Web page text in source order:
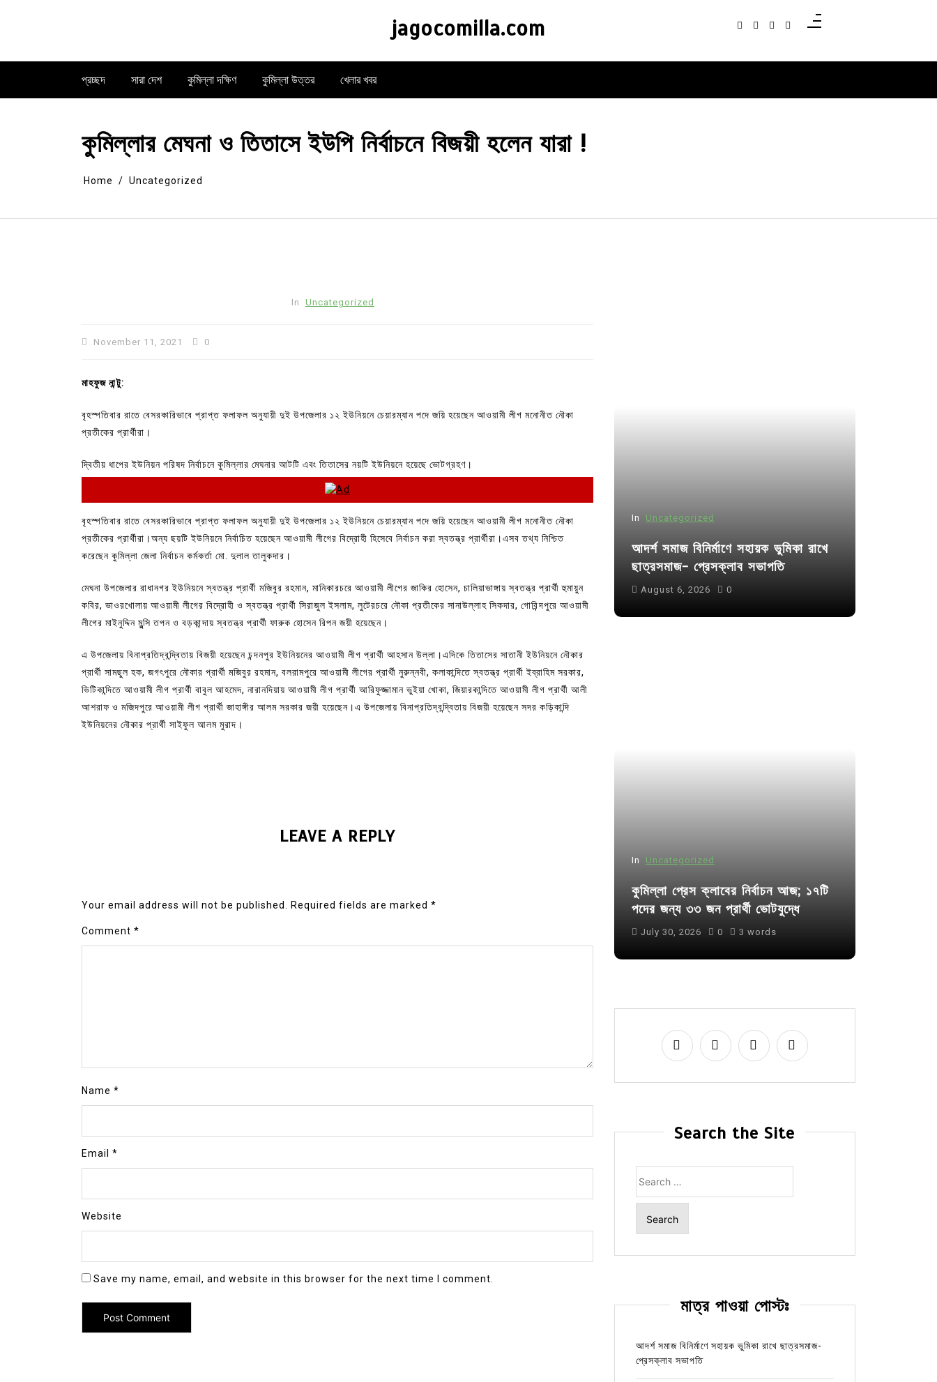
jagocomilla.com
প্রচ্ছদ সারা দেশ কুমিল্লা দক্ষিণ কুমিল্লা উত্তর খেলার খবর
কুমিল্লার মেঘনা ও তিতাসে ইউপি নির্বাচনে বিজয়ী হলেন যারা !
Home Uncategorized
In Uncategorized
November 11, 2021 0
মাহফুজ নান্টু:
বৃহস্পতিবার রাতে বেসরকারিভাবে প্রাপ্ত ফলাফল অনুযায়ী দুই উপজেলার ১২ ইউনিয়নে চেয়ারম্যান পদে জয়ি হয়েছেন আওয়ামী লীগ মনোনীত নৌকা
প্রতীকের প্রার্থীরা।
দ্বিতীয় ধাপের ইউনিয়ন পরিষদ নির্বাচনে কুমিল্লার মেঘনার আটটি এবং তিতাসের নয়টি ইউনিয়নে হয়েছে ভোটগ্রহণ।
বৃহস্পতিবার রাতে বেসরকারিভাবে প্রাপ্ত ফলাফল অনুযায়ী দুই উপজেলার ১২ ইউনিয়নে চেয়ারম্যান পদে জয়ি হয়েছেন আওয়ামী লীগ মনোনীত নৌকা
প্রতীকের প্রার্থীরা।অন্য ছয়টি ইউনিয়নে নির্বাচিত হয়েছেন আওয়ামী লীগের বিদ্রোহী হিসেবে নির্বাচন করা স্বতন্ত্র প্রার্থীরা।এসব তথ্য নিশ্চিত
করেছেন কুমিল্লা জেলা নির্বাচন কর্মকর্তা মো. দুলাল তালুকদার।
মেঘনা উপজেলার রাধানগর ইউনিয়নে স্বতন্ত্র প্রার্থী মজিবুর রহমান, মানিকারচরে আওয়ামী লীগের জাকির হোসেন, চালিয়াভাঙ্গায় স্বতন্ত্র প্রার্থী হুমায়ুন
কবির, ভাওরখোলায় আওয়ামী লীগের বিদ্রোহী ও স্বতন্ত্র প্রার্থী সিরাজুল ইসলাম, লুটেরচরে নৌকা প্রতীকের সানাউল্লাহ সিকদার, গোবিন্দপুরে আওয়ামী
লীগের মাইনুদ্দিন মুন্সি তপন ও বড়কান্দায় স্বতন্ত্র প্রার্থী ফারুক হোসেন রিপন জয়ী হয়েছেন।
এ উপজেলায় বিনাপ্রতিদ্বন্দ্বিতায় বিজয়ী হয়েছেন চন্দনপুর ইউনিয়নের আওয়ামী লীগ প্রার্থী আহসান উল্লা।এদিকে তিতাসের সাতানী ইউনিয়নে নৌকার
প্রার্থী সামছুল হক, জগৎপুরে নৌকার প্রার্থী মজিবুর রহমান, বলরামপুরে আওয়ামী লীগের প্রার্থী নুরুন্নবী, কলাকান্দিতে স্বতন্ত্র প্রার্থী ইব্রাহিম সরকার,
ভিটিকান্দিতে আওয়ামী লীগ প্রার্থী বাবুল আহমেদ, নারানদিয়ায় আওয়ামী লীগ প্রার্থী আরিফুজ্জামান ভুইয়া খোকা, জিয়ারকান্দিতে আওয়ামী লীগ প্রার্থী আলী
আশরাফ ও মজিদপুরে আওয়ামী লীগ প্রার্থী জাহাঙ্গীর আলম সরকার জয়ী হয়েছেন।এ উপজেলায় বিনাপ্রতিদ্বন্দ্বিতায় বিজয়ী হয়েছেন সদর কড়িকান্দি
ইউনিয়নের নৌকার প্রার্থী সাইফুল আলম মুরাদ।
LEAVE A REPLY
Your email address will not be published. Required fields are marked *
Comment *
Name *
Email *
Website
Save my name, email, and website in this browser for the next time I comment.
In Uncategorized
আদর্শ সমাজ বিনির্মাণে সহায়ক ভুমিকা রাখে
ছাত্রসমাজ- প্রেসক্লাব সভাপতি
August 6, 2026 0
In Uncategorized
কুমিল্লা প্রেস ক্লাবের নির্বাচন আজ; ১৭টি
পদের জন্য ৩৩ জন প্রার্থী ভোটযুদ্ধে
July 30, 2026 0 3 words
Search the Site
for:
মাত্র পাওয়া পোস্টঃ
আদর্শ সমাজ বিনির্মাণে সহায়ক ভুমিকা রাখে ছাত্রসমাজ-
প্রেসক্লাব সভাপতি